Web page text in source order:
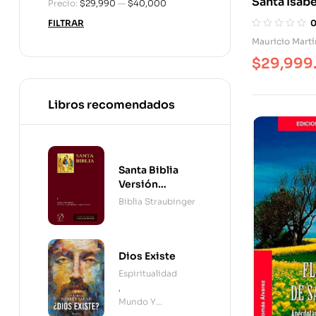
Trinidad.
Juventud,
0
Mauricio
$
FILTRAR
Precio: $29,990 — $40,000
Libros recomendados
Santa Biblia
Versión
Straubinger - 2
Biblia Straubinger
Dios Existe
Espiritualidad
,
Mundo Y